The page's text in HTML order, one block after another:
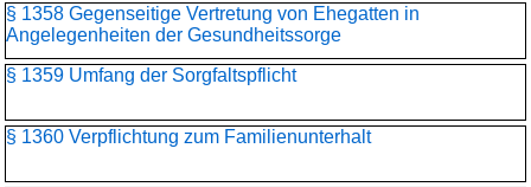
§ 1358 Gegenseitige Vertretung von Ehegatten in
Angelegenheiten der Gesundheitssorge
§ 1359 Umfang der Sorgfaltspflicht
§ 1360 Verpflichtung zum Familienunterhalt